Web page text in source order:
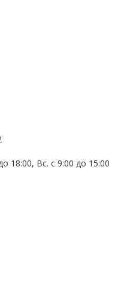
18:00, Вс. с 9:00 до 15:00